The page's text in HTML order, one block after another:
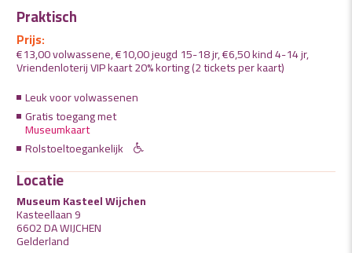
Praktisch
Prijs:
€13,00 volwassene, €10,00 jeugd 15-18 jr, €6,50 kind 4-14 jr,
Vriendenloterij VIP kaart 20% korting (2 tickets per kaart)
Leuk voor volwassenen
Gratis toegang met
Museumkaart
Rolstoeltoegankelijk
Locatie
Museum Kasteel Wijchen
Kasteellaan 9
6602 DA WIJCHEN
Gelderland